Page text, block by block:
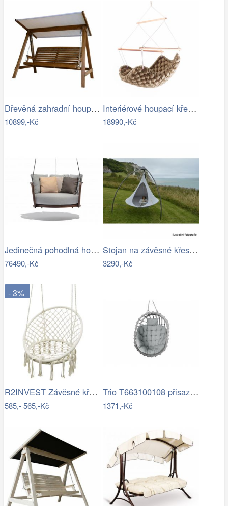
Dřevěná zahradní houpačka Lucas pro 4…
10899,-Kč
Interiérové houpací křeslo Swingy In…
18990,-Kč
Jedinečná pohodlná houpačka - TS
76490,-Kč
Stojan na závěsné křeslo HAKI Tempo…
3290,-Kč
- 3%
R2INVEST Závěsné křeslo s třásněmi…
585,-565,-Kč
Trio T663100108 přisazené stropní…
1371,-Kč